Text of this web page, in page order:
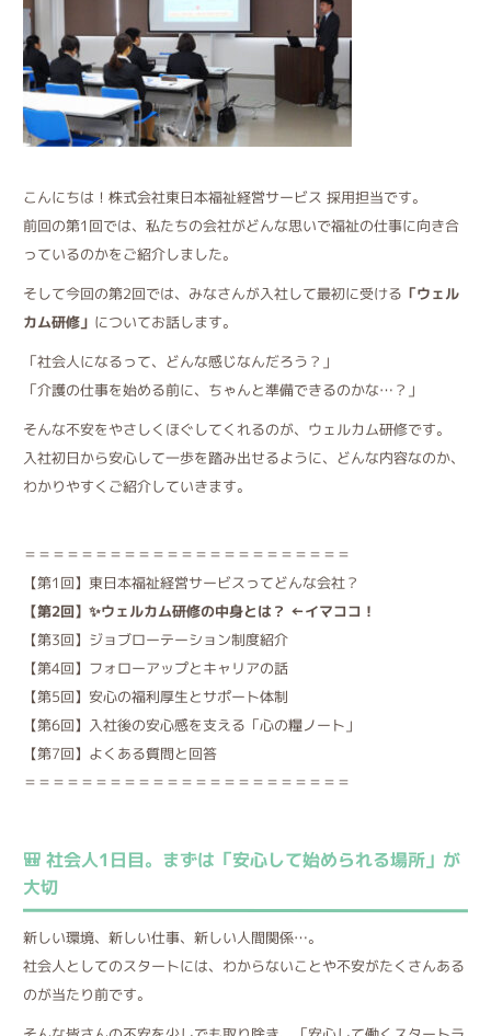
こんにちは！株式会社東日本福祉経営サービス 採用担当です。
前回の第1回では、私たちの会社がどんな思いで福祉の仕事に向き合
っているのかをご紹介しました。
そして今回の第2回では、みなさんが入社して最初に受ける 「ウェル
カム研修」 についてお話します。
「社会人になるって、どんな感じなんだろう？」
「介護の仕事を始める前に、ちゃんと準備できるのかな…？」
そんな不安をやさしくほぐしてくれるのが、ウェルカム研修です。
入社初日から安心して一歩を踏み出せるように、どんな内容なのか、
わかりやすくご紹介していきます。
＝＝＝＝＝＝＝＝＝＝＝＝＝＝＝＝＝＝＝＝＝＝＝
【第1回】東日本福祉経営サービスってどんな会社？
【第2回】✨ウェルカム研修の中身とは？ ←イマココ！
【第3回】ジョブローテーション制度紹介
【第4回】フォローアップとキャリアの話
【第5回】安心の福利厚生とサポート体制
【第6回】入社後の安心感を支える「心の糧ノート」
【第7回】よくある質問と回答
＝＝＝＝＝＝＝＝＝＝＝＝＝＝＝＝＝＝＝＝＝＝＝
🎒 社会人1日目。まずは「安心して始められる場所」が
大切
新しい環境、新しい仕事、新しい人間関係…。
社会人としてのスタートには、わからないことや不安がたくさんある
のが当たり前です。